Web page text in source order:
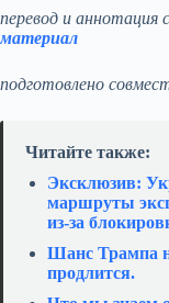
перевод и
материал
подготовлено
Читайте также:
Эксклюзив:
маршруты
из‑за
Шанс Трампа
продлится.